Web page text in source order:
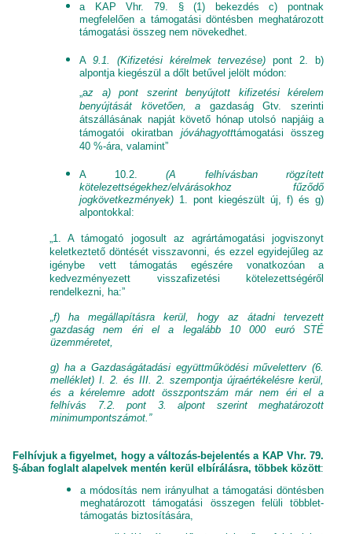
a KAP Vhr. 79. § (1) bekezdés c) pontnak
megfelelően a támogatási döntésben meghatározott
támogatási összeg nem növekedhet.
A 9.1. (Kifizetési kérelmek tervezése)pont
2. b)
alpontja kiegészül a dőlt betűvel jelölt módon:
„az a) pont szerint benyújtott kifizetési kérelem
benyújtását követően, a gazdaság Gtv. szerinti
átszállásának napját követő hónap utolsó napjáig a
támogatói okiratban jóváhagyotttámogatási összeg
40 %-ára, valamint”
A 10.2. (A felhívásban rögzített
kötelezettségekhez/elvárásokhoz fűződő
jogkövetkezmények) 1. pont kiegészült új, f) és g)
alpontokkal:
„1. A támogató jogosult az agrártámogatási jogviszonyt
keletkeztető döntését visszavonni, és ezzel egyidejűleg az
igénybe vett támogatás egészére vonatkozóan a
kedvezményezett visszafizetési kötelezettségéről
rendelkezni, ha:”
„f) ha megállapításra kerül, hogy az átadni tervezett
gazdaság nem éri el a legalább 10 000 euró STÉ
üzemméretet,
g) ha a Gazdaságátadási együttműködési műveletterv (6.
melléklet) I. 2. és III. 2. szempontja újraértékelésre kerül,
és a kérelemre adott összpontszám már nem éri el a
felhívás 7.2. pont 3. alpont szerint meghatározott
minimumpontszámot.”
Felhívjuk a figyelmet, hogy a változás-bejelentés a KAP Vhr. 79.
§-ában foglalt alapelvek mentén kerül elbírálásra, többek között:
a módosítás nem irányulhat a támogatási döntésben
meghatározott támogatási összegen felüli többlet-
támogatás biztosítására,